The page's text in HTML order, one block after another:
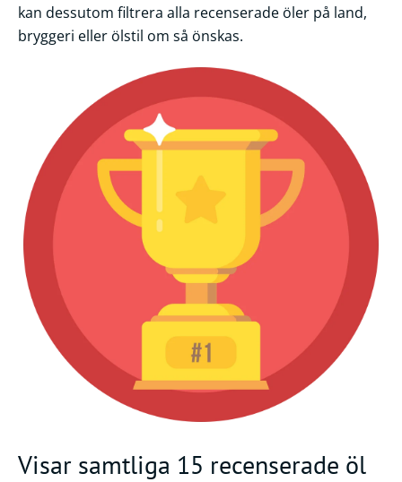
Frågor
&
Ölprovning
YouTube
kan dessutom filtrera alla recenserade öler på land,
bryggeri eller ölstil om så önskas.
Visar samtliga 15 recenserade öl